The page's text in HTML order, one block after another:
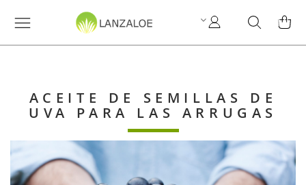
Search
Mi
cuenta
MI
ACEITE DE SEMILLAS DE
UVA PARA LAS ARRUGAS